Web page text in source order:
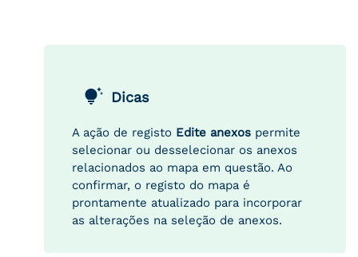
tips_and_updates Dicas
A ação de registo Edite anexos permite
selecionar ou desselecionar os anexos
relacionados ao mapa em questão. Ao
confirmar, o registo do mapa é
prontamente atualizado para incorporar
as alterações na seleção de anexos.